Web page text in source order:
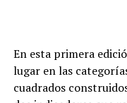
En esta primera
lugar en las
cuadrados